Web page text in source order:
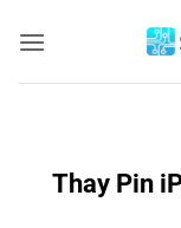
qua
Thay Pin